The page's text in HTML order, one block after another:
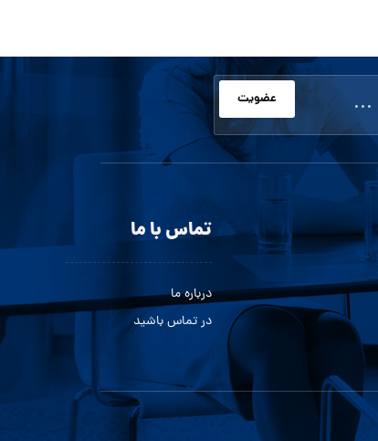
عضویت
تماس با ما
درباره ما
در تماس باشید